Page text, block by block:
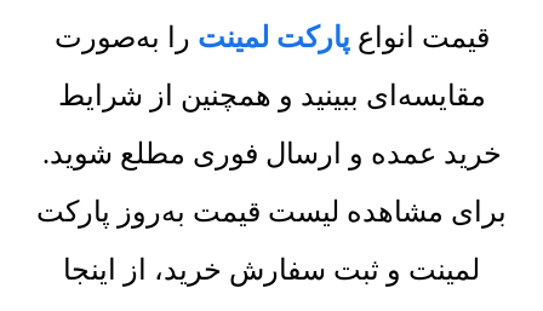
قیمت انواع پارکت لمینت را به‌صورت
مقایسه‌ای ببینید و همچنین از شرایط
خرید عمده و ارسال فوری مطلع شوید.
برای مشاهده لیست قیمت به‌روز پارکت
لمینت و ثبت سفارش خرید، از اینجا